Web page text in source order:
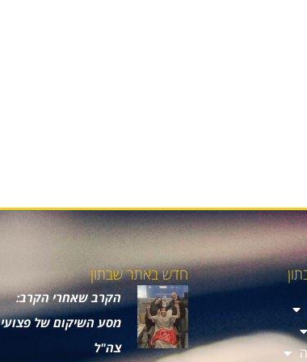
חדש באתר שבתון
הקרב שאחרי הקרב:
מסע השיקום של פצועי
צה"ל